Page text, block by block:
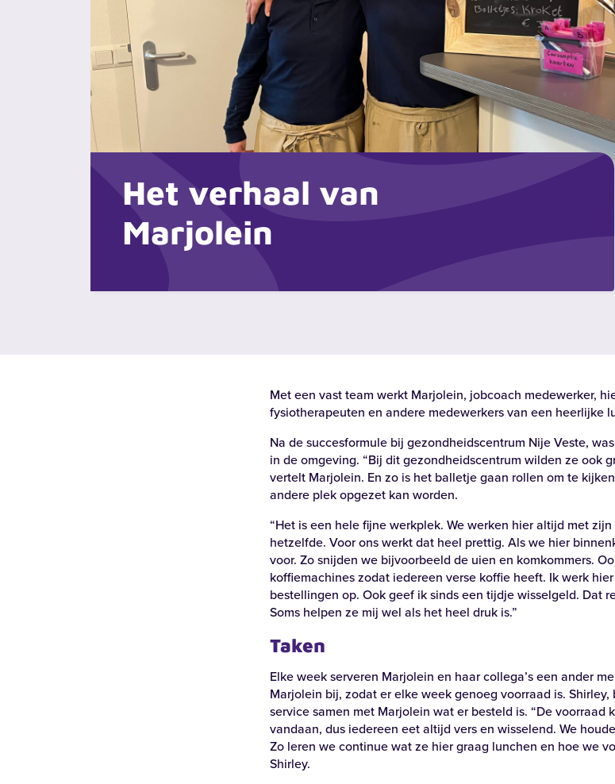
Het verhaal van
Marjolein
Met een vast team werkt Marjolein, jobcoach medewerker,
fysiotherapeuten en andere medewerkers van een heerlijke
Na de succesformule bij gezondheidscentrum Nije Veste,
in de omgeving. “Bij dit gezondheidscentrum wilden ze ook
vertelt Marjolein. En zo is het balletje gaan rollen om te
andere plek opgezet kan worden.
“Het is een hele fijne werkplek. We werken hier altijd met
hetzelfde. Voor ons werkt dat heel prettig. Als we hier
voor. Zo snijden we bijvoorbeeld de uien en komkommers.
koffiemachines zodat iedereen verse koffie heeft. Ik werk
bestellingen op. Ook geef ik sinds een tijdje wisselgeld. Dat
Soms helpen ze mij wel als het heel druk is.”
Taken
Elke week serveren Marjolein en haar collega’s een ander
Marjolein bij, zodat er elke week genoeg voorraad is.
service samen met Marjolein wat er besteld is. “De voorraad
vandaan, dus iedereen eet altijd vers en wisselend. We
Zo leren we continue wat ze hier graag lunchen en hoe we
Shirley.
Zoeken
Vacatures Werken bij